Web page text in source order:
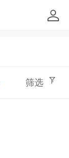
筛选